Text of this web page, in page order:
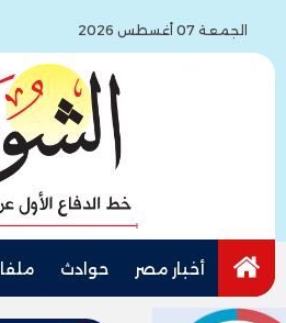
الجمعة 07 أغسطس 2026
أخبار مصر حوادث